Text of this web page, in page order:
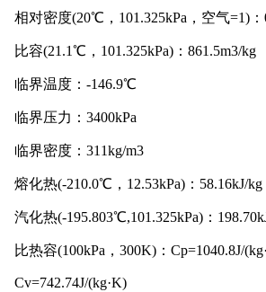
相对密度(20℃，101.325kPa，空气=1)：
比容(21.1℃，101.325kPa)：861.5m3/kg
临界温度：-146.9℃
临界压力：3400kPa
临界密度：311kg/m3
熔化热(-210.0℃，12.53kPa)：58.16kJ/kg
汽化热(-195.803℃,101.325kPa)：
比热容(100kPa，300K)：Cp=1040.8J/
Cv=742.74J/(kg·K)